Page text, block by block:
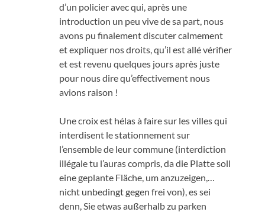
d’un policier avec qui,après une
introduction un peu vive de sa part, nous
avons pu finalement discuter calmement
et expliquer nos droits,qu’il est allé vérifier
et est revenu quelques jours après juste
pour nous dire qu’effectivement nous
avions raison !
Une croix est hélas à faire sur les villes qui
interdisent le stationnement sur
l’ensemble de leur commune (interdiction
illégale tu l’auras compris, da die Platte soll
eine geplante Fläche, um anzuzeigen,…
nicht unbedingt gegen frei von), es sei
denn, Sie etwas außerhalb zu parken